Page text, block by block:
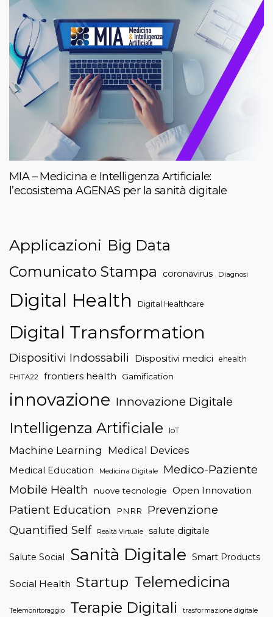
MIA – Medicina e Intelligenza Artificiale:
l’ecosistema AGENAS per la sanità digitale
Applicazioni Big Data
Comunicato Stampa
coronavirus Diagnosi
Digital Health Digital Healthcare
Digital Transformation
Dispositivi Indossabili Dispositivi medici ehealth
FHITA22 frontiers health Gamification
innovazione Innovazione Digitale
Intelligenza Artificiale IoT
Machine Learning Medical Devices
Medical Education Medicina Digitale
Medico-Paziente
Mobile Health
nuove tecnologie Open Innovation
Patient Education PNRR
Prevenzione
Quantified Self
Realtà Virtuale salute digitale
Salute Social Sanità Digitale Smart Products
Social Health Startup Telemedicina
Telemonitoraggio Terapie Digitali trasformazione digitale